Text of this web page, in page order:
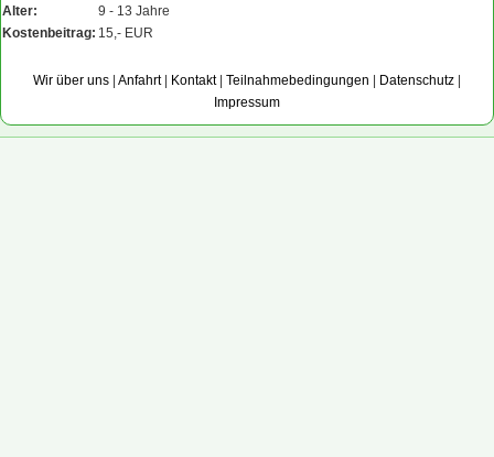
Alter:
9 - 13 Jahre
Kostenbeitrag: 15,- EUR
Wir über uns Anfahrt| Kontakt| Teilnahmebedingungen Datenschutz
Impressum